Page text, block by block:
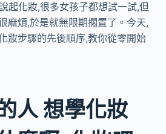
起化妝,很多女孩子都想試一試,但
麻煩,於是就無限期擱置了。今天,
妝步驟的先後順序,教你從零開始
人 想學化妝